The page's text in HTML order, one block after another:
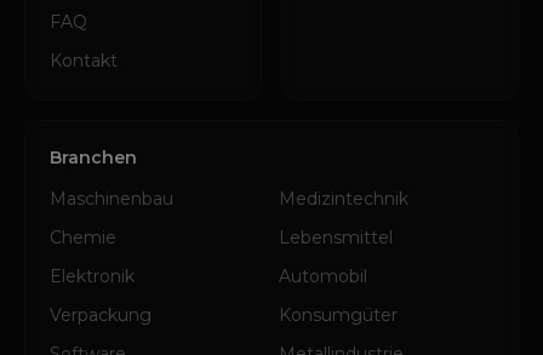
FAQ
Kontakt
Branchen
Maschinenbau
Medizintechnik
Chemie
Lebensmittel
Elektronik
Automobil
Verpackung
Konsumgüter